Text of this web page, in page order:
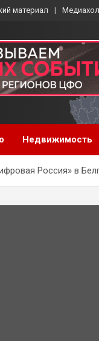
материал
Недвижимость
Россия» в